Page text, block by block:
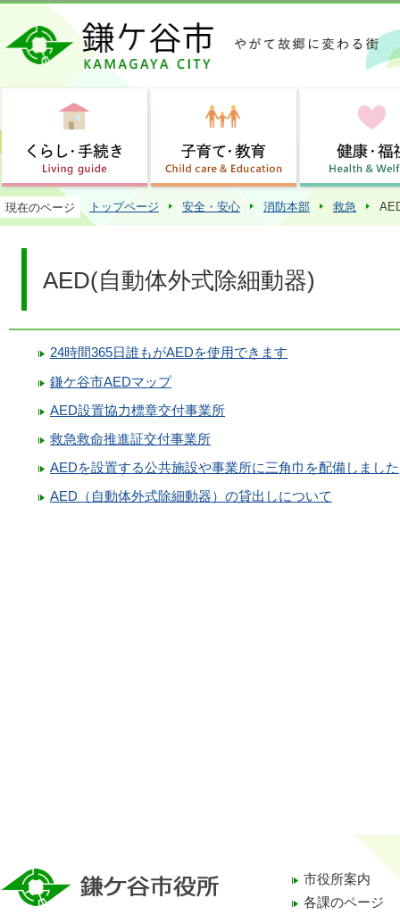
この
現在のページ トップページ 安全・安心 消防本部 救急
AED(自動体外式除細動器)
24時間365日誰もがAEDを使用できます
鎌ケ谷市AEDマップ
AED設置協力標章交付事業所
救急救命推進証交付事業所
AEDを設置する公共施設や事業所に三角巾を配備しました
AED（自動体外式除細動器）の貸出しについて
市役所案内
各課のページ